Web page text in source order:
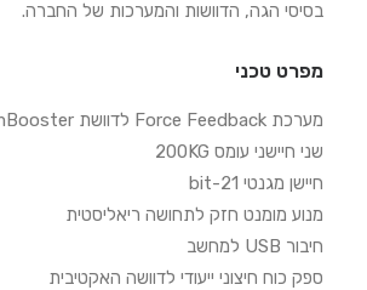
בסיסי הגה, הדוושות והמערכות של החברה.
מפרט טכני
מערכת Force Feedback לדוושת mBooster
שני חיישני עומס 200KG
חיישן מגנטי 21-bit
מנוע מומנט חזק לתחושה ריאליסטית
חיבור USB למחשב
ספק כוח חיצוני ייעודי לדוושה האקטיבית